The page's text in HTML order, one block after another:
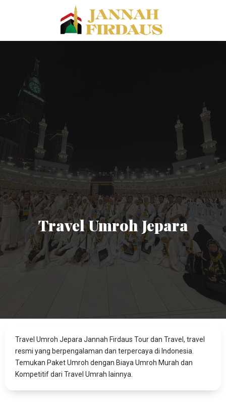
Travel Umroh Jepara
Travel Umroh Jepara Jannah Firdaus Tour dan Travel, travel
resmi yang berpengalaman dan terpercaya di Indonesia.
Temukan Paket Umroh dengan Biaya Umroh Murah dan
Kompetitif dari Travel Umrah lainnya.